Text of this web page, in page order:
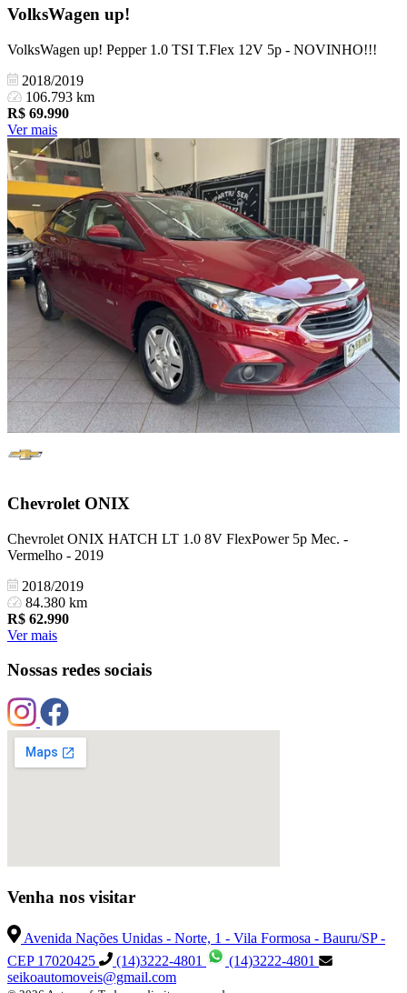
VolksWagen up!
VolksWagen up! Pepper 1.0 TSI T.Flex 12V 5p - NOVINHO!!!
2018/2019
106.793 km
R$ 69.990
Ver mais
Chevrolet ONIX
Chevrolet ONIX HATCH LT 1.0 8V FlexPower 5p Mec. -
Vermelho - 2019
2018/2019
84.380 km
R$ 62.990
Ver mais
Nossas redes sociais
Venha nos visitar
Avenida Nações Unidas - Norte, 1 - Vila Formosa - Bauru/SP -
CEP 17020425
(14)3222-4801
(14)3222-4801
seikoautomoveis@gmail.com